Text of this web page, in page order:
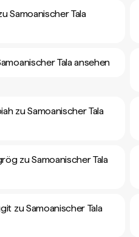
Samoanischer Tala
Tala ansehen
zu Samoanischer Tala
zu Samoanischer Tala
zu Samoanischer Tala